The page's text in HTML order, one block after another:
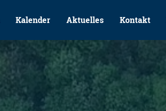
Kalender Aktuelles Kontakt